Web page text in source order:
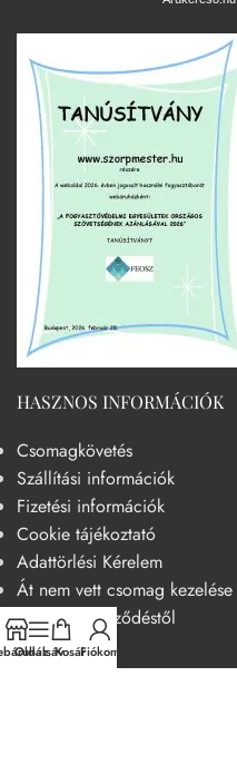
HASZNOS INFORMÁCIÓK
Csomagkövetés
Szállítási információk
Fizetési információk
Cookie tájékoztató
Adattörlési Kérelem
Át nem vett csomag kezelése
Elállás a szerződéstől
OldalsávKosárFiókom